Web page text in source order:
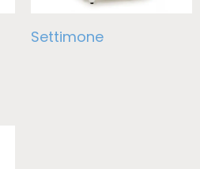
Settimone